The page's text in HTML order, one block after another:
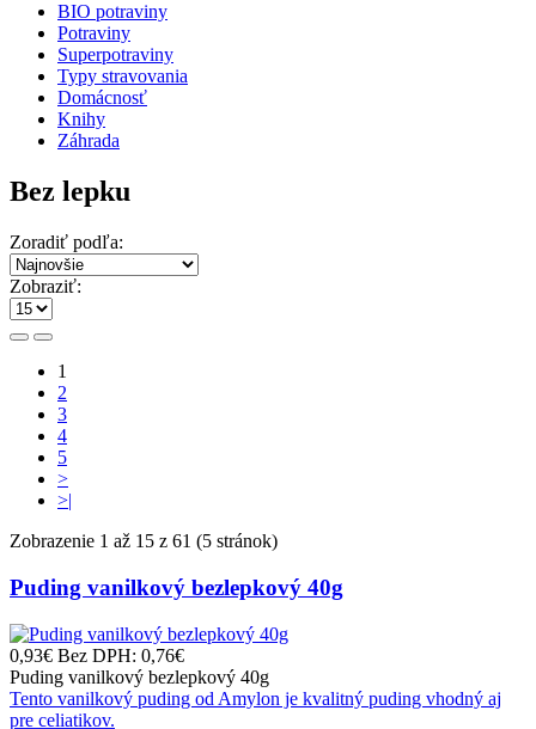
BIO potraviny
Potraviny
Superpotraviny
Typy stravovania
Domácnosť
Knihy
Záhrada
Bez lepku
Zoradiť podľa:
Zobraziť:
1
2
3
4
5
>
>|
Zobrazenie 1 až 15 z 61 (5 stránok)
Puding vanilkový bezlepkový 40g
0,93€ Bez DPH: 0,76€
Puding vanilkový bezlepkový 40g
Tento vanilkový puding od Amylon je kvalitný puding vhodný aj
pre celiatikov.